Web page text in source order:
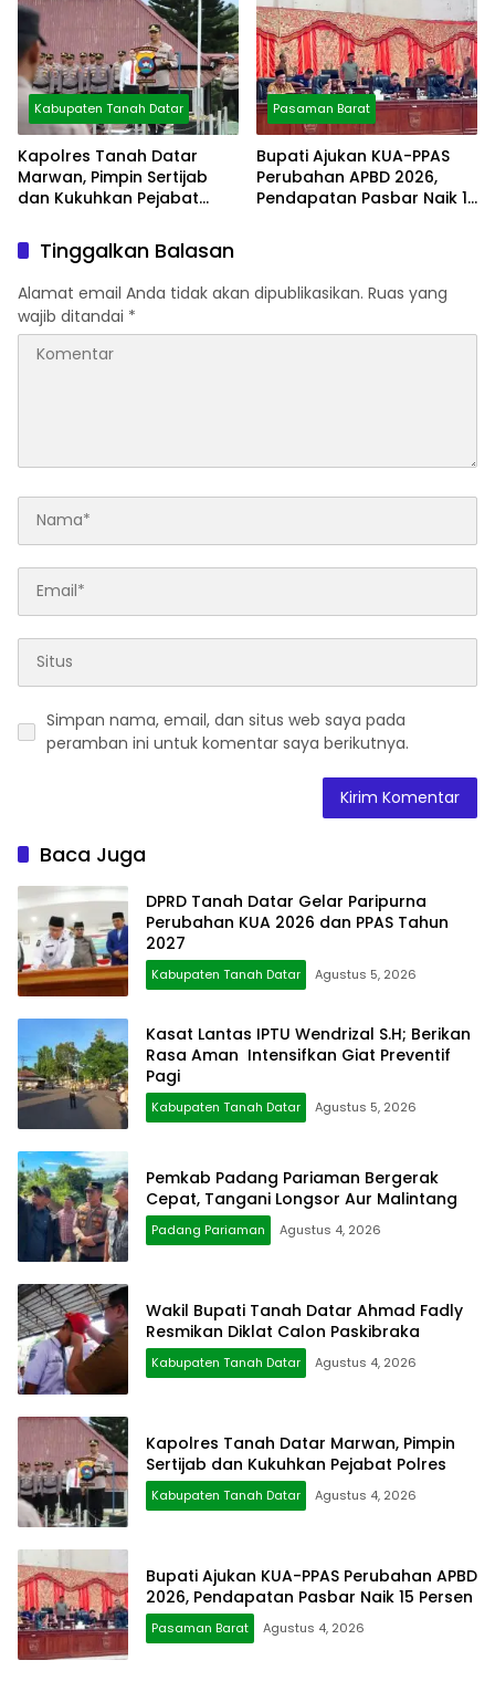
Kabupaten Tanah Datar
Kapolres Tanah Datar
Marwan, Pimpin Sertijab
dan Kukuhkan Pejabat
Pasaman Barat
Bupati Ajukan KUA-PPAS
Perubahan APBD 2026,
Pendapatan Pasbar Naik 15
Tinggalkan Balasan
Alamat email Anda tidak akan dipublikasikan. Ruas yang
wajib ditandai *
Simpan nama, email, dan situs web saya pada
peramban ini untuk komentar saya berikutnya.
Baca Juga
DPRD Tanah Datar Gelar Paripurna
Perubahan KUA 2026 dan PPAS Tahun
2027
Kabupaten Tanah Datar Agustus 5, 2026
Kasat Lantas IPTU Wendrizal S.H; Berikan
Rasa Aman Intensifkan Giat Preventif
Pagi
Kabupaten Tanah Datar Agustus 5, 2026
Pemkab Padang Pariaman Bergerak
Cepat, Tangani Longsor Aur Malintang
Padang Pariaman Agustus 4, 2026
Wakil Bupati Tanah Datar Ahmad Fadly
Resmikan Diklat Calon Paskibraka
Kabupaten Tanah Datar Agustus 4, 2026
Kapolres Tanah Datar Marwan, Pimpin
Sertijab dan Kukuhkan Pejabat Polres
Kabupaten Tanah Datar Agustus 4, 2026
Bupati Ajukan KUA-PPAS Perubahan APBD
2026, Pendapatan Pasbar Naik 15 Persen
Pasaman Barat Agustus 4, 2026